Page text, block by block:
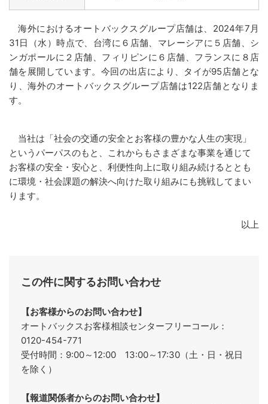
海外におけるオートバックスグループ店舗は、2024年7月
31日（水）時点で、台湾に６店舗、マレーシアに５店舗、シ
ンガポールに２店舗、フィリピンに６店舗、フランスに８店
舗を展開しています。今回の出店により、タイが95店舗とな
り、海外のオートバックスグループ店舗は122店舗となりま
す。
当社は「社会の交通の安全とお客様の豊かな人生の実現」
というパーパスのもと、これからもさまざまな事業を通じて
お客様の安全・安心と、利便性向上に取り組み続けるととも
に環境・社会課題の解決へ向けた取り組みにも挑戦してまい
ります。
以上
この件に関するお問い合わせ
【お客様からのお問い合わせ】
オートバックスお客様相談センターフリーコール：
0120-454-771
受付時間：9:00～12:00 13:00～17:30（土・日・祝日
を除く）
【報道関係者からのお問い合わせ】